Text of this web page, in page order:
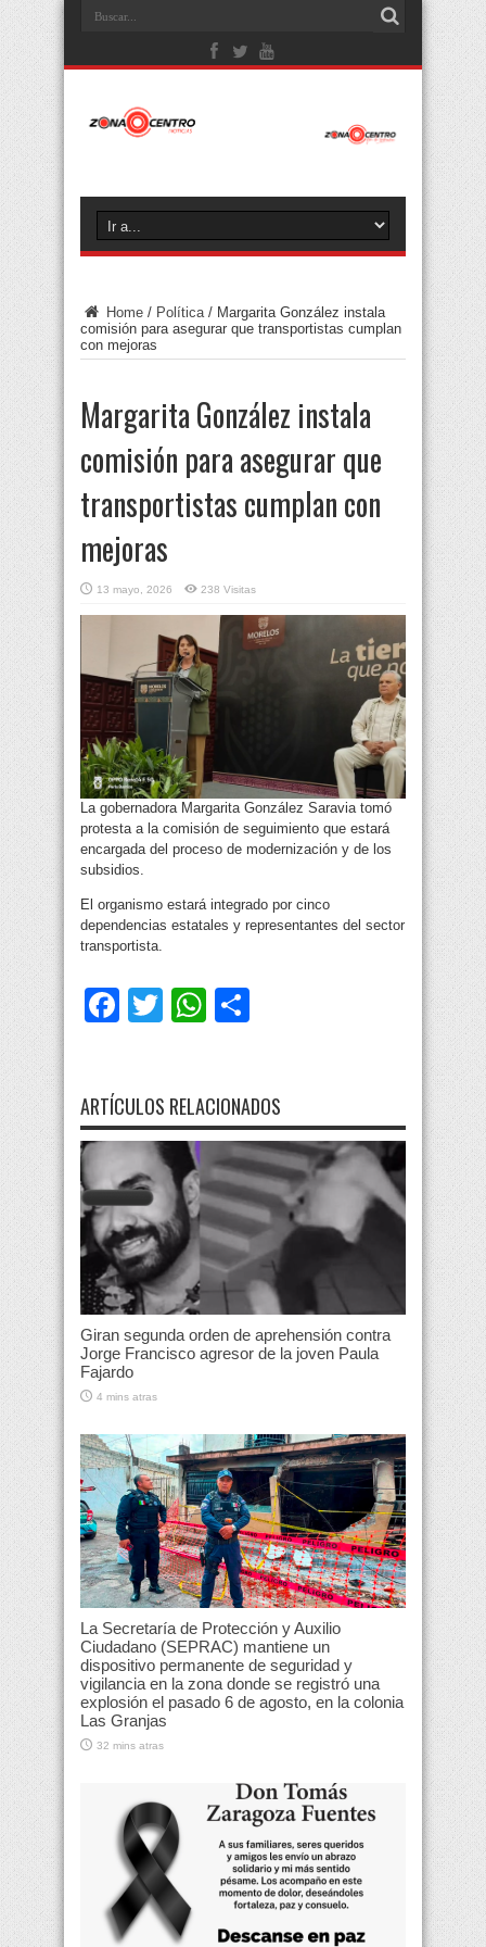
Home / Política / Margarita González instala
comisión para asegurar que transportistas cumplan
con mejoras
Margarita González instala
comisión para asegurar que
transportistas cumplan con
mejoras
13 mayo, 2026 238 Visitas
La gobernadora Margarita González Saravia tomó
protesta a la comisión de seguimiento que estará
encargada del proceso de modernización y de los
subsidios.
El organismo estará integrado por cinco
dependencias estatales y representantes del sector
transportista.
Facebook
TwitterWhatsApp
ARTÍCULOS RELACIONADOS
Giran segunda orden de aprehensión contra
Jorge Francisco agresor de la joven Paula
Fajardo
4 mins atras
La Secretaría de Protección y Auxilio
Ciudadano (SEPRAC) mantiene un
dispositivo permanente de seguridad y
vigilancia en la zona donde se registró una
explosión el pasado 6 de agosto, en la colonia
Las Granjas
32 mins atras